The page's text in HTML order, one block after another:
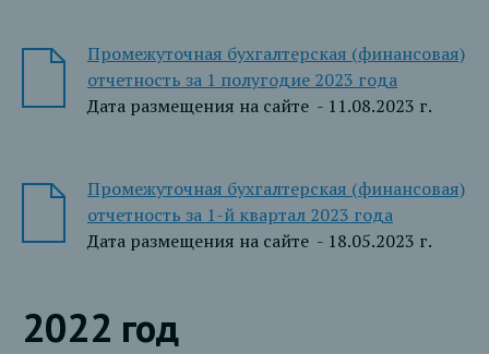
Промежуточная бухгалтерская (финансовая)
отчетность за 1 полугодие 2023 года
Дата размещения на сайте - 11.08.2023 г.
Промежуточная бухгалтерская (финансовая)
отчетность за 1-й квартал 2023 года
Дата размещения на сайте - 18.05.2023 г.
2022 год